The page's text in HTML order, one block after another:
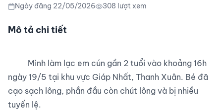
Ngày đăng 22/05/2026 308 lượt xem
Mô tả chi tiết
ngày 19/5 tại khu vực Giáp Nhất, Thanh Xuân. Bé đã
cạo sạch lông, phần đầu còn chút lông và bị nhiều
tuyến lệ.